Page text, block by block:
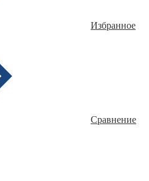
Избранное
Сравнение